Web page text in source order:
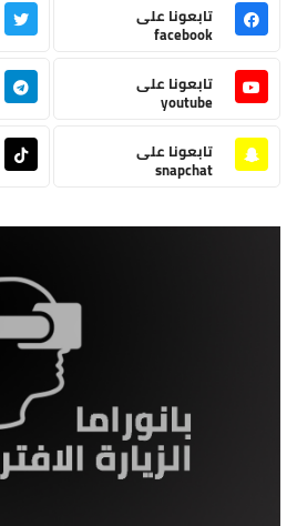
تابعونا على
facebook
تابعونا على
youtube
تابعونا على
snapchat